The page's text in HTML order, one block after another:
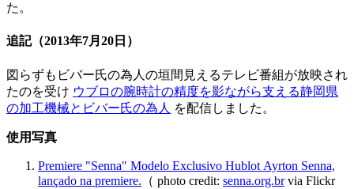
た。
追記（2013年7月20日）
図らずもビバー氏の為人の垣間見えるテレビ番組が放映され
たのを受け ウブロの腕時計の精度を影ながら支える静岡県
の加工機械とビバー氏の為人 を配信しました。
使用写真
Premiere "Senna" Modelo Exclusivo Hublot Ayrton Senna,
lançado na premiere. （ photo credit: senna.org.brvia Flickr